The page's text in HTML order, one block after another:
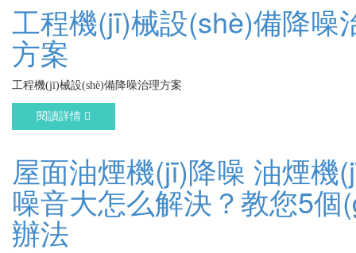
工程機(jī)械設(shè)備降噪
方案
工程機(jī)械設(shè)備降噪治理方案
閱讀詳情
屋面油煙機(jī)降噪 油煙機
噪音大怎么解決？教您5
辦法